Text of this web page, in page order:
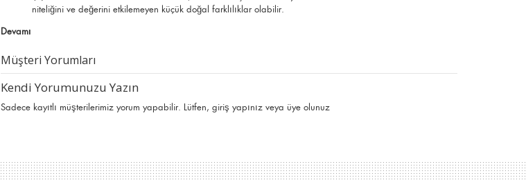
niteliğini ve değerini etkilemeyen küçük doğal farklılıklar olabilir.
Devamı
Müşteri Yorumları
Kendi Yorumunuzu Yazın
Sadece kayıtlı müşterilerimiz yorum yapabilir. Lütfen,giriş yapınız veya üye olunuz